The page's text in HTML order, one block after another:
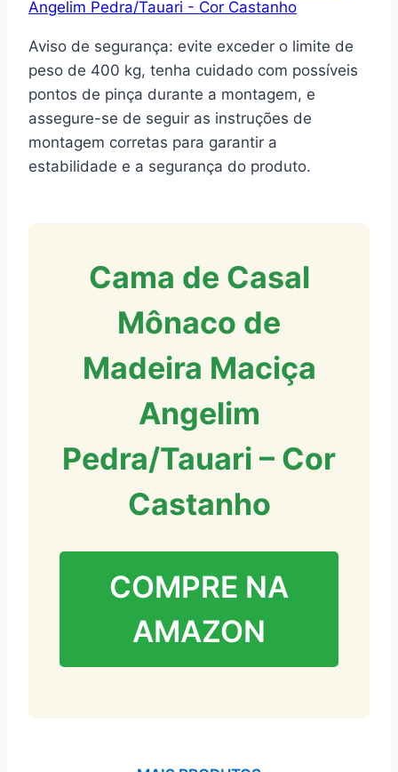
Aviso de segurança: evite exceder o limite de
peso de 400 kg, tenha cuidado com possíveis
pontos de pinça durante a montagem, e
assegure-se de seguir as instruções de
montagem corretas para garantir a
estabilidade e a segurança do produto.
Cama de Casal
Mônaco de
Madeira Maciça
Angelim
Pedra/Tauari – Cor
Castanho
COMPRE NA
AMAZON